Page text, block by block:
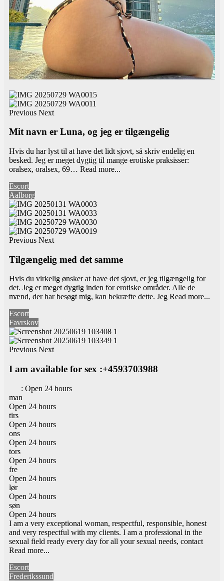
Previous Next
Mit navn er Luna, og jeg er tilgængelig
Hvis du har lyst til at have det lidt sjovt, så skriv endelig en
besked. Jeg er meget dygtig til mange erotiske praksisser:
oralsex, oralsex, 69… Read more...
Escort
Aalborg
Previous Next
Tilgængelig med det samme
Hvis du virkelig ønsker at have det sjovt, er jeg tilgængelig for
det. Jeg er meget dygtig inden for erotiske områder. Alle de
mænd, der har besøgt mig, kan bekræfte dette. Jeg Read more...
Escort
Favrskov
Previous Next
I am available for sex :+4593703988
: Open 24 hours
man
Open 24 hours
tirs
Open 24 hours
ons
Open 24 hours
tors
Open 24 hours
fre
Open 24 hours
lør
Open 24 hours
søn
Open 24 hours
I am a very exceptional woman, respectful, responsible, honest
and very respectful with my clients. I am a professional in the
sexual field ready every day for all your sexual needs, contact
Read more...
Escort
Frederikssund